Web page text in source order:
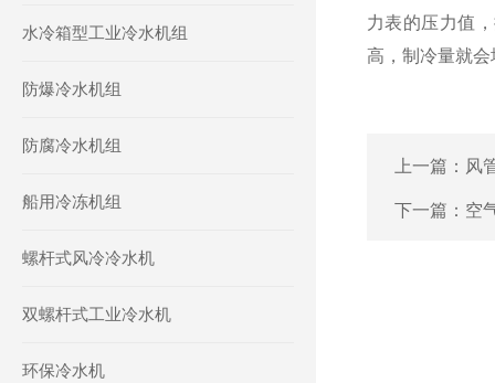
水冷箱型工业冷水机组
防爆冷水机组
防腐冷水机组
船用冷冻机组
螺杆式风冷冷水机
双螺杆式工业冷水机
环保冷水机
力表的压力值
高，制冷量就
上一篇： 风
下一篇： 空